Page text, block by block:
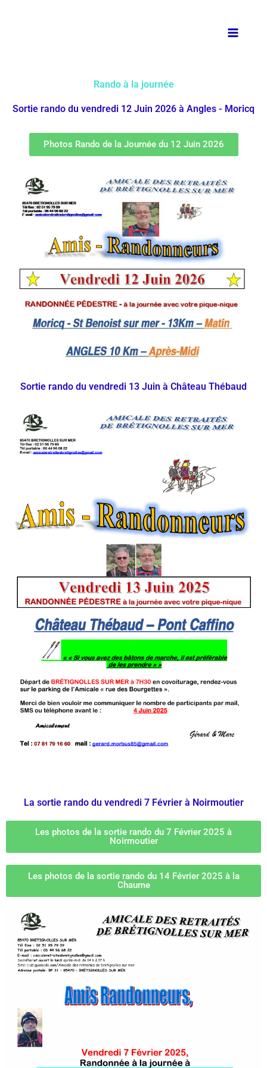
Rando à la journée
Sortie rando du vendredi 12 Juin 2026 à Angles - Moricq
Photos Rando de la Journée du 12 Juin 2026
Sortie rando du vendredi 13 Juin à Château Thébaud
La sortie rando du vendredi 7 Février à Noirmoutier
Les photos de la sortie rando du 7 Février 2025 à
Noirmoutier
Les photos de la sortie rando du 14 Février 2025 à la
Chaume